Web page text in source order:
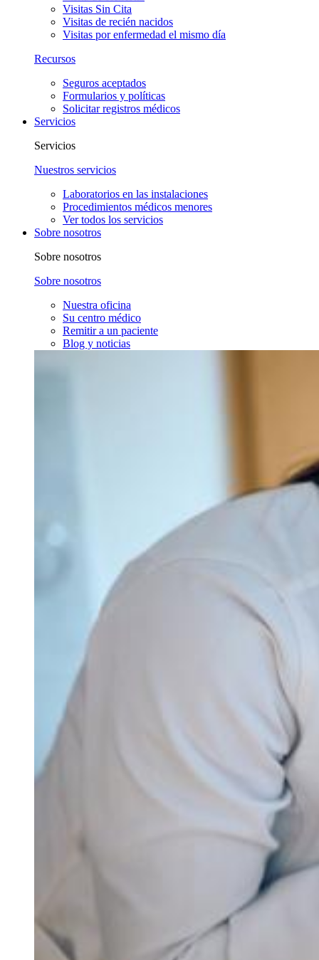
Visitas Sin Cita
Visitas de recién nacidos
Visitas por enfermedad el mismo día
Recursos
Seguros aceptados
Formularios y políticas
Solicitar registros médicos
Servicios
Servicios
Nuestros servicios
Laboratorios en las instalaciones
Procedimientos médicos menores
Ver todos los servicios
Sobre nosotros
Sobre nosotros
Sobre nosotros
Nuestra oficina
Su centro médico
Remitir a un paciente
Blog y noticias